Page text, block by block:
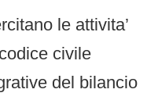
le attivita’
civile
del bilancio